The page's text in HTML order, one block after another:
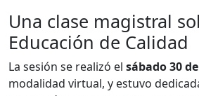
Una clase magistral
Educación de Calidad
La sesión se realizó el sábado 30
modalidad virtual, y estuvo